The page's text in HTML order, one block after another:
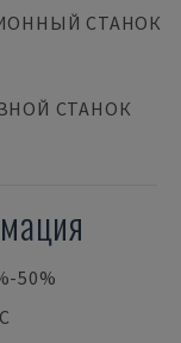
СТАНОК
СТАНОК
50%